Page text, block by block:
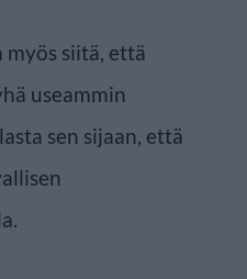
siitä, että
useammin
sen sijaan, että